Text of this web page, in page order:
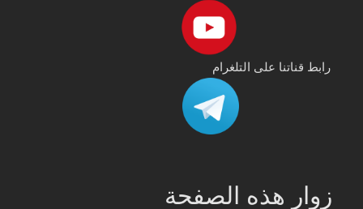
رابط قناتنا على التلغرام
زوار هذه الصفحة